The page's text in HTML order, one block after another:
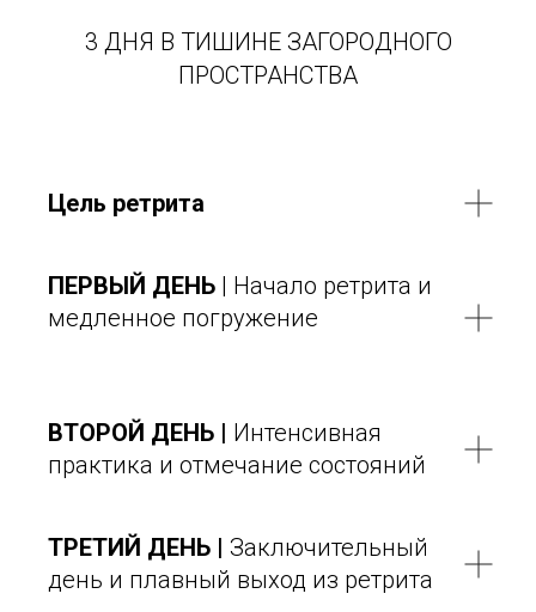
3 ДНЯ В ТИШИНЕ ЗАГОРОДНОГО
ПРОСТРАНСТВА
Цель ретрита
ПЕРВЫЙ ДЕНЬ | Начало ретрита и
медленное погружение
ВТОРОЙ ДЕНЬ | Интенсивная
практика и отмечание состояний
ТРЕТИЙ ДЕНЬ | Заключительный
день и плавный выход из ретрита